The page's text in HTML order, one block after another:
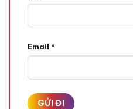
Hương đầu
Email *